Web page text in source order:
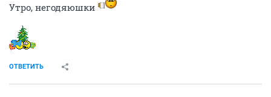
Утро, негодяюшки
ОТВЕТИТЬ